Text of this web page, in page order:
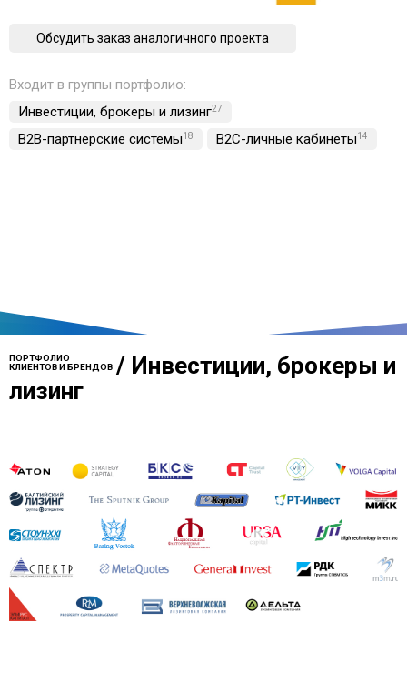
Обсудить заказ аналогичного проекта
Входит в группы портфолио:
Инвестиции, брокеры и лизинг27
B2B-партнерские системы18 B2C-личные кабинеты14
ПОРТФОЛИО
КЛИЕНТОВ И БРЕНДОВ/ Инвестиции, брокеры и
лизинг